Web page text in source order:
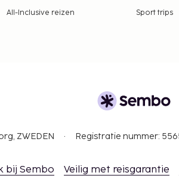
All-Inclusive reizen Sport trips
ZWEDEN Registratie nummer:
bij Sembo Veilig met reisgarantie